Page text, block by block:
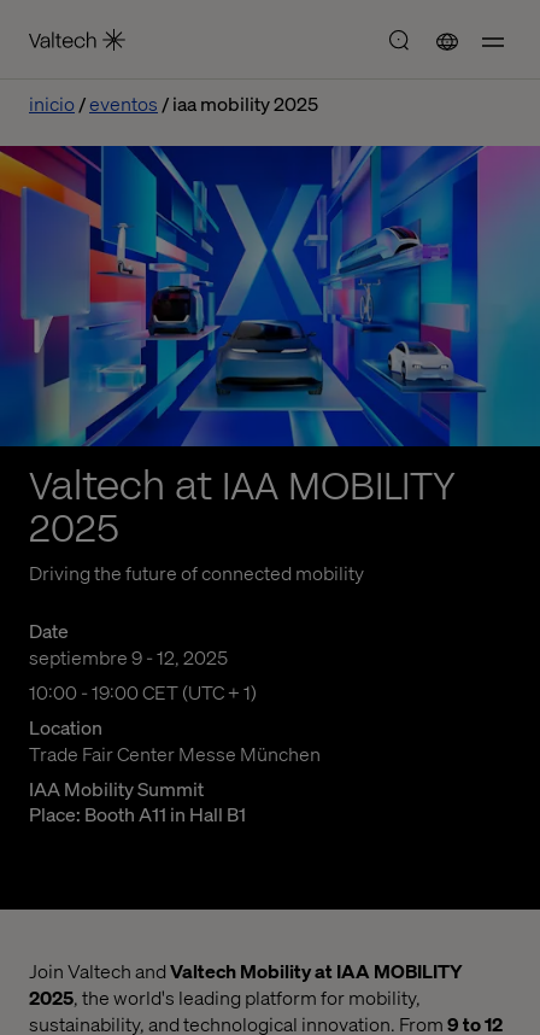
inicio eventos iaa mobility 2025
Valtech at IAA MOBILITY
2025
Driving the future of connected mobility
Date
septiembre 9 - 12, 2025
10:00 a. m. to 07:00 p. m. Central European Time
10:00 - 19:00 CET (UTC + 1)
Location
Trade Fair Center Messe München
IAA Mobility Summit
Place: Booth A11 in Hall B1
Join Valtech andValtech Mobility at IAA MOBILITY
2025, the world's leading platform for mobility,
sustainability, and technological innovation. From9 to 12